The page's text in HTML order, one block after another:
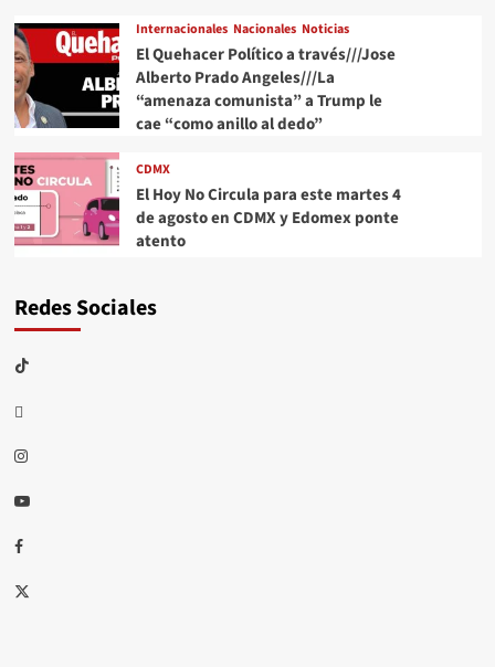
Internacionales Nacionales Noticias
El Quehacer Político a través///Jose
Alberto Prado Angeles///La
“amenaza comunista” a Trump le
cae “como anillo al dedo”
CDMX
El Hoy No Circula para este martes 4
de agosto en CDMX y Edomex ponte
atento
Redes Sociales
TikTok
threads
Instagram
Youtube
Facebook
X